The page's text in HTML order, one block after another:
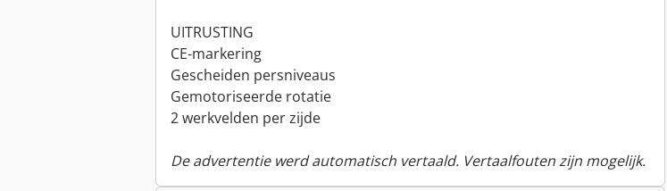
UITRUSTING
CE-markering
Gescheiden persniveaus
Gemotoriseerde rotatie
2 werkvelden per zijde
De advertentie werd automatisch vertaald. Vertaalfouten zijn mogelijk.